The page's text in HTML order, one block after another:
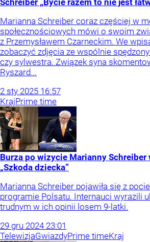
Schreiber „Bycie razem to nie jest
Marianna Schreiber coraz częściej w
społecznościowych mówi o swoim
z Przemysławem Czarneckim. We
zobaczyć zdjęcia ze wspólnie
czy sylwestra. Związek syna
Ryszard...
2 sty 2025 16:57
KrajPrime time
Burza po wizycie Marianny Schreiber
„Szkoda dziecka”
Marianna Schreiber pojawiła się z
programie Polsatu. Internauci wyrazili
trudnym w ich opinii losem 9-latki.
29 gru 2024 23:01
TelewizjaGwiazdyPrime timeKraj